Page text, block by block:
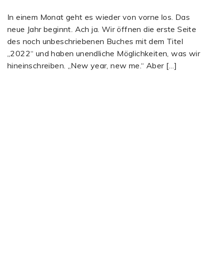
In einem Monat geht es wieder von vorne los. Das
neue Jahr beginnt. Ach ja. Wir öffnen die erste Seite
des noch unbeschriebenen Buches mit dem Titel
„2022“ und haben unendliche Möglichkeiten, was wir
hineinschreiben. „New year, new me.“ Aber […]